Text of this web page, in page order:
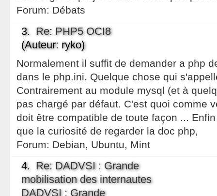
Forum: Débats
3. Re: PHP5 OCI8
(Auteur: ryko)
Normalement il suffit de demander a php
dans le php.ini. Quelque chose qui
Contrairement au module mysql (et à
pas chargé par défaut. C'est quoi comme
doit être compatible de toute façon ...
que la curiosité de regarder la doc php,
Forum: Debian, Ubuntu, Mint
4. Re: DADVSI : Grande
mobilisation des internautes
DADVSI : Grande